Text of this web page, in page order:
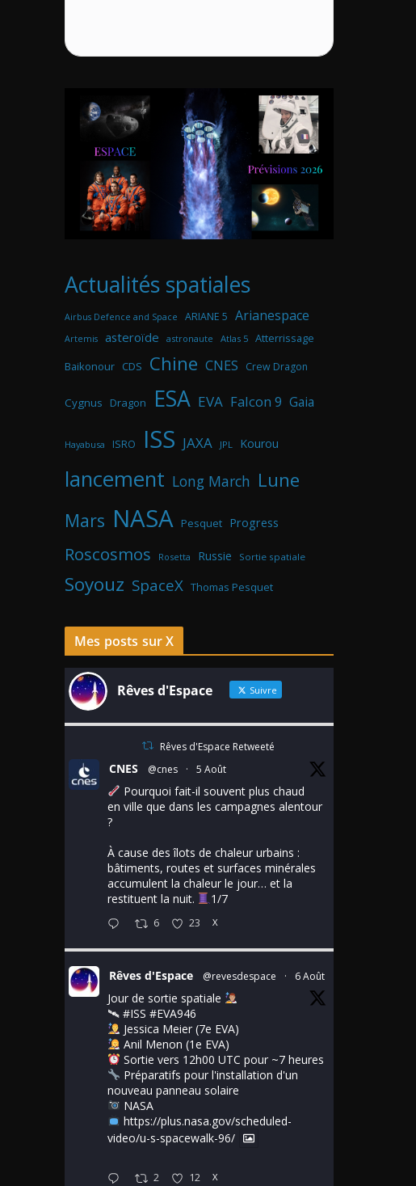
Actualités spatiales
Airbus Defence and Space ARIANE 5 Arianespace
Artemis asteroïde astronaute Atlas 5 Atterrissage
Baikonour CDS Chine CNES Crew Dragon
Cygnus Dragon ESA EVA Falcon 9 Gaia
Hayabusa ISRO ISS JAXA JPL Kourou
lancement Long March Lune
Mars NASA Pesquet Progress
Roscosmos Rosetta Russie Sortie spatiale
Soyouz SpaceX Thomas Pesquet
Mes posts sur X
Rêves d'Espace Suivre
Rêves d'Espace Retweeté
CNES @cnes · 5 Août
Pourquoi fait-il souvent plus chaud
en ville que dans les campagnes alentour
?
À cause des îlots de chaleur urbains :
bâtiments, routes et surfaces minérales
accumulent la chaleur le jour… et la
restituent la nuit.
1/7
6 23 X
Rêves d'Espace @revesdespace · 6 Août
Jour de sortie spatiale
🛰 #ISS #EVA946
Jessica Meier (7e EVA)
Anil Menon (1e EVA)
Sortie vers 12h00 UTC pour ~7 heures
Préparatifs pour l'installation d'un
nouveau panneau solaire
NASA
https://plus.nasa.gov/scheduled-
video/u-s-spacewalk-96/
2 12 X